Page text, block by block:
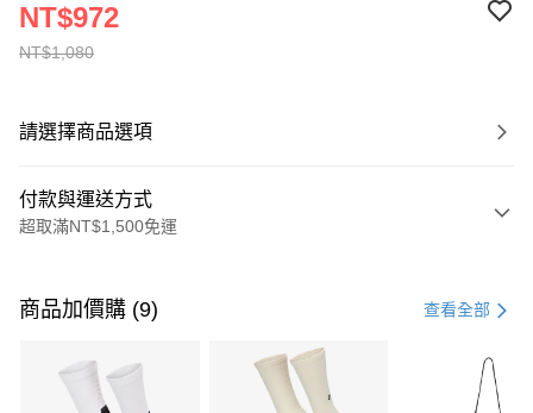
NT$1,080
NT$972
請選擇商品選項
付款與運送方式
超取滿NT$1,500免運
信用卡一次付款
3 期 0 利率 每期 21家銀行
商品加價購 (9) 查看全部